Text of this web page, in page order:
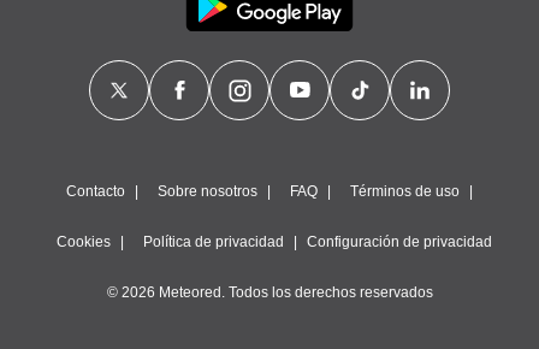
Contacto Sobre nosotros FAQ Términos de uso
Cookies Política de privacidad Configuración de privacidad
© 2026 Meteored. Todos los derechos reservados